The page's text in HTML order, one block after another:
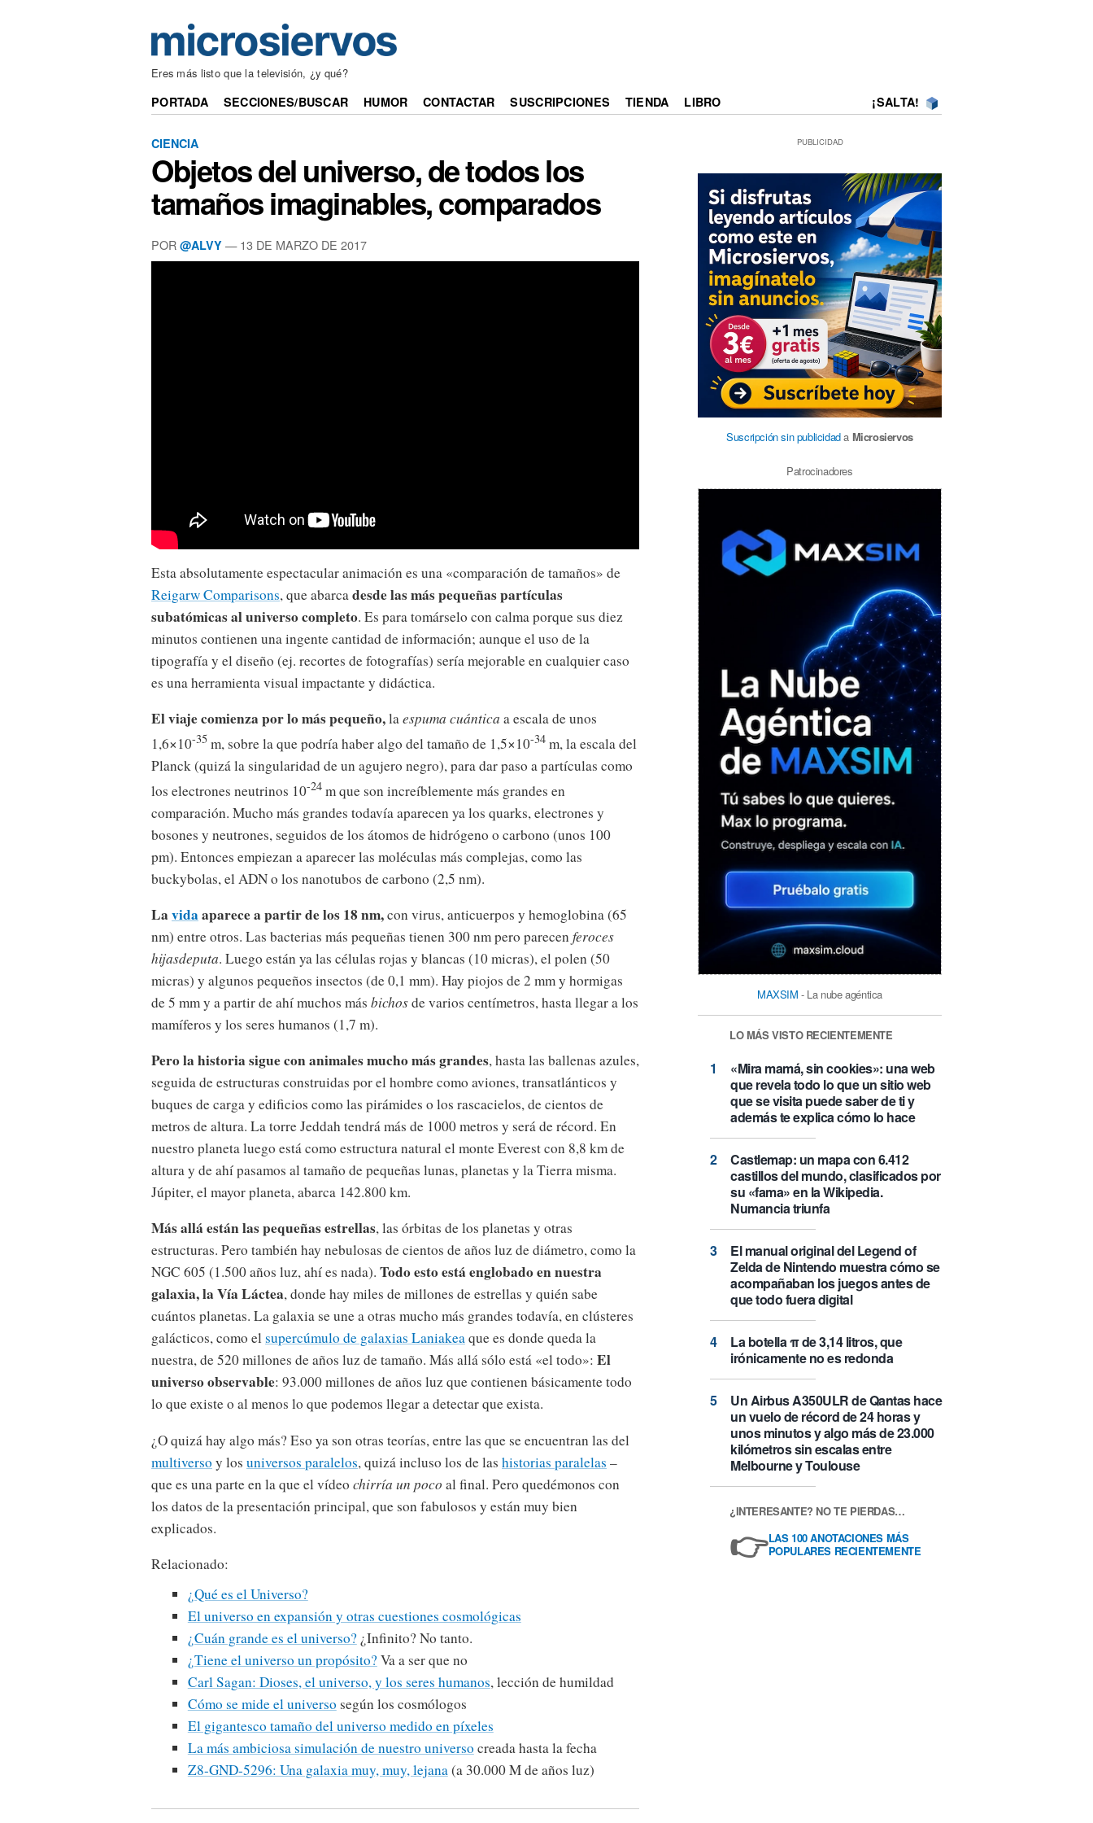
Eres más listo que la televisión, ¿y qué?
PORTADA SECCIONES/BUSCAR HUMOR CONTACTAR SUSCRIPCIONES TIENDA LIBRO ¡SALTA!
CIENCIA
Objetos del universo, de todos los
tamaños imaginables, comparados
POR @ALVY — 13 DE MARZO DE 2017
Esta absolutamente espectacular animación es una «comparación de tamaños» de
Reigarw Comparisons, que abarcadesde las más pequeñas partículas
subatómicas al universo completo. Es para tomárselo con calma porque sus diez
minutos contienen una ingente cantidad de información; aunque el uso de la
tipografía y el diseño (ej. recortes de fotografías) sería mejorable en cualquier caso
es una herramienta visual impactante y didáctica.
El viaje comienza por lo más pequeño,laespuma cuántica a escala de unos
1,6×10-35 m, sobre la que podría haber algo del tamaño de 1,5×10-34 m, la escala del
Planck (quizá la singularidad de un agujero negro), para dar paso a partículas como
los electrones neutrinos 10-24 m que son increíblemente más grandes en
comparación. Mucho más grandes todavía aparecen ya los quarks, electrones y
bosones y neutrones, seguidos de los átomos de hidrógeno o carbono (unos 100
pm). Entonces empiezan a aparecer las moléculas más complejas, como las
buckybolas, el ADN o los nanotubos de carbono (2,5 nm).
La vida aparece a partir de los 18 nm,con virus, anticuerpos y hemoglobina (65
nm) entre otros. Las bacterias más pequeñas tienen 300 nm pero parecenferoces
hijasdeputa. Luego están ya las células rojas y blancas (10 micras), el polen (50
micras) y algunos pequeños insectos (de 0,1 mm). Hay piojos de 2 mm y hormigas
de 5 mm y a partir de ahí muchos más bichosde varios centímetros, hasta llegar a los
mamíferos y los seres humanos (1,7 m).
Pero la historia sigue con animales mucho más grandes, hasta las ballenas azules,
seguida de estructuras construidas por el hombre como aviones, transatlánticos y
buques de carga y edificios como las pirámides o los rascacielos, de cientos de
metros de altura. La torre Jeddah tendrá más de 1000 metros y será de récord. En
nuestro planeta luego está como estructura natural el monte Everest con 8,8 km de
altura y de ahí pasamos al tamaño de pequeñas lunas, planetas y la Tierra misma.
Júpiter, el mayor planeta, abarca 142.800 km.
Más allá están las pequeñas estrellas, las órbitas de los planetas y otras
estructuras. Pero también hay nebulosas de cientos de años luz de diámetro, como la
NGC 605 (1.500 años luz, ahí es nada). Todo esto está englobado en nuestra
galaxia, la Vía Láctea, donde hay miles de millones de estrellas y quién sabe
cuántos planetas. La galaxia se une a otras mucho más grandes todavía, en clústeres
galácticos, como elsupercúmulo de galaxias Laniakeaque es donde queda la
nuestra, de 520 millones de años luz de tamaño. Más allá sólo está «el todo»: El
universo observable: 93.000 millones de años luz que contienen básicamente todo
lo que existe o al menos lo que podemos llegar a detectar que exista.
¿O quizá hay algo más? Eso ya son otras teorías, entre las que se encuentran las del
multiverso y los universos paralelos, quizá incluso los de las historias paralelas –
que es una parte en la que el vídeo chirría un poco al final. Pero quedémonos con
los datos de la presentación principal, que son fabulosos y están muy bien
explicados.
Relacionado:
¿Qué es el Universo?
El universo en expansión y otras cuestiones cosmológicas
¿Cuán grande es el universo? ¿Infinito? No tanto.
¿Tiene el universo un propósito? Va a ser que no
Carl Sagan: Dioses, el universo, y los seres humanos, lección de humildad
Cómo se mide el universo según los cosmólogos
El gigantesco tamaño del universo medido en píxeles
La más ambiciosa simulación de nuestro universo creada hasta la fecha
Z8-GND-5296: Una galaxia muy, muy, lejana(a 30.000 M de años luz)
PUBLICIDAD
Suscripción sin publicidada Microsiervos
Patrocinadores
MAXSIM - La nube agéntica
LO MÁS VISTO RECIENTEMENTE
«Mira mamá, sin cookies»: una web
que revela todo lo que un sitio web
que se visita puede saber de ti y
además te explica cómo lo hace
Castlemap: un mapa con 6.412
castillos del mundo, clasificados por
su «fama» en la Wikipedia.
Numancia triunfa
El manual original del Legend of
Zelda de Nintendo muestra cómo se
acompañaban los juegos antes de
que todo fuera digital
La botella π de 3,14 litros, que
irónicamente no es redonda
Un Airbus A350ULR de Qantas hace
un vuelo de récord de 24 horas y
unos minutos y algo más de 23.000
kilómetros sin escalas entre
Melbourne y Toulouse
¿INTERESANTE? NO TE PIERDAS…
👉LAS 100 ANOTACIONES MÁS
POPULARES RECIENTEMENTE